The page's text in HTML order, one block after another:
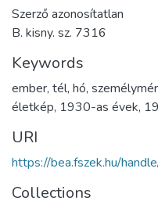
Szerző azonosítatlan
B. kisny. sz. 7316
Keywords
ember, tél, hó,
életkép, 1930-as évek,
URI
https://bea.fszek.hu/
Collections